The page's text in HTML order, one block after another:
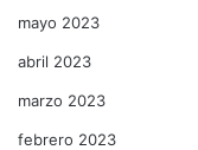
mayo 2023
abril 2023
marzo 2023
febrero 2023